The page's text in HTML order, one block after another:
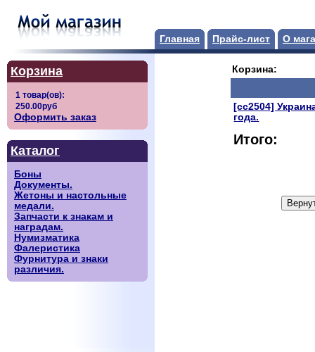
Главная Прайс-лист О
Корзина
Оформить заказ
Каталог
Боны
Документы.
Жетоны и настольные
медали.
Запчасти к знакам и
наградам.
Нумизматика
Фалеристика
Фурнитура и знаки
различия.
Корзина:
[сс2504]
года.
Итого: